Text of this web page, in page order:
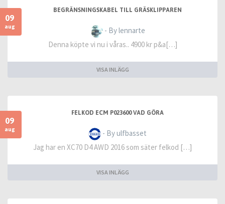
09
aug
BEGRÄNSNINGSKABEL TILL GRÄSKLIPPAREN
- By lennarte
Denna köpte vi nu i våras.. 4900 kr p&a[…]
VISA INLÄGG
09
aug
FELKOD ECM P023600 VAD GÖRA
- By ulfbasset
Jag har en XC70 D4 AWD 2016 som säter felkod […]
VISA INLÄGG